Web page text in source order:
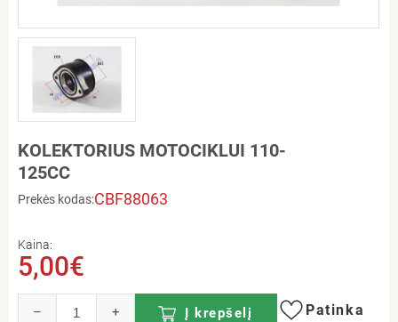
KOLEKTORIUS MOTOCIKLUI 110-
125CC
Prekės kodas:CBF88063
Kaina:
5,00€
– + Į krepšelį Patinka